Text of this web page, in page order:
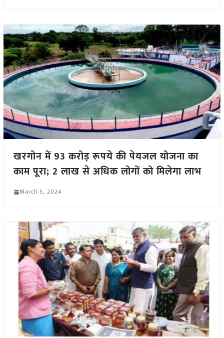
खरगोन में 93 करोड़ रूपये की पेयजल योजना का
काम पूरा; 2 लाख से अधिक लोगों को मिलेगा लाभ
March 5, 2024